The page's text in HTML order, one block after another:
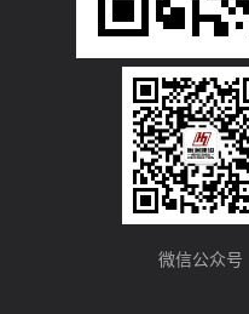
微信公众号